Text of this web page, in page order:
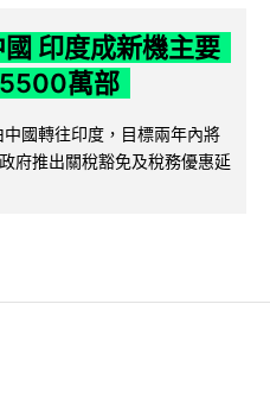
印度成新機主要
萬部
國轉往印度，目標兩年內將
府推出關稅豁免及稅務優惠延